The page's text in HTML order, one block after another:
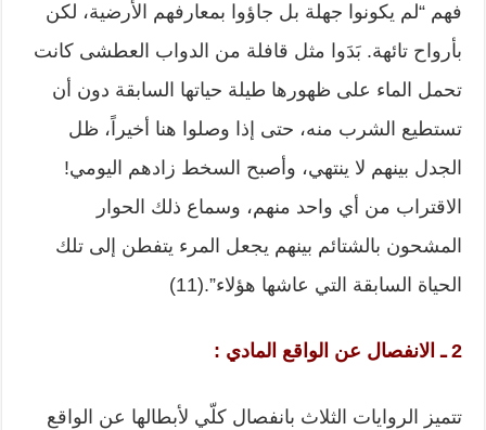
فهم “لم يكونوا جهلة بل جاؤوا بمعارفهم الأرضية، لكن
بأرواح تائهة. بَدَوا مثل قافلة من الدواب العطشى كانت
تحمل الماء على ظهورها طيلة حياتها السابقة دون أن
تستطيع الشرب منه، حتى إذا وصلوا هنا أخيراً، ظل
الجدل بينهم لا ينتهي، وأصبح السخط زادهم اليومي!
الاقتراب من أي واحد منهم، وسماع ذلك الحوار
المشحون بالشتائم بينهم يجعل المرء يتفطن إلى تلك
الحياة السابقة التي عاشها هؤلاء”.(11)
2 ـ الانفصال عن الواقع المادي :
تتميز الروايات الثلاث بانفصال كلّي لأبطالها عن الواقع